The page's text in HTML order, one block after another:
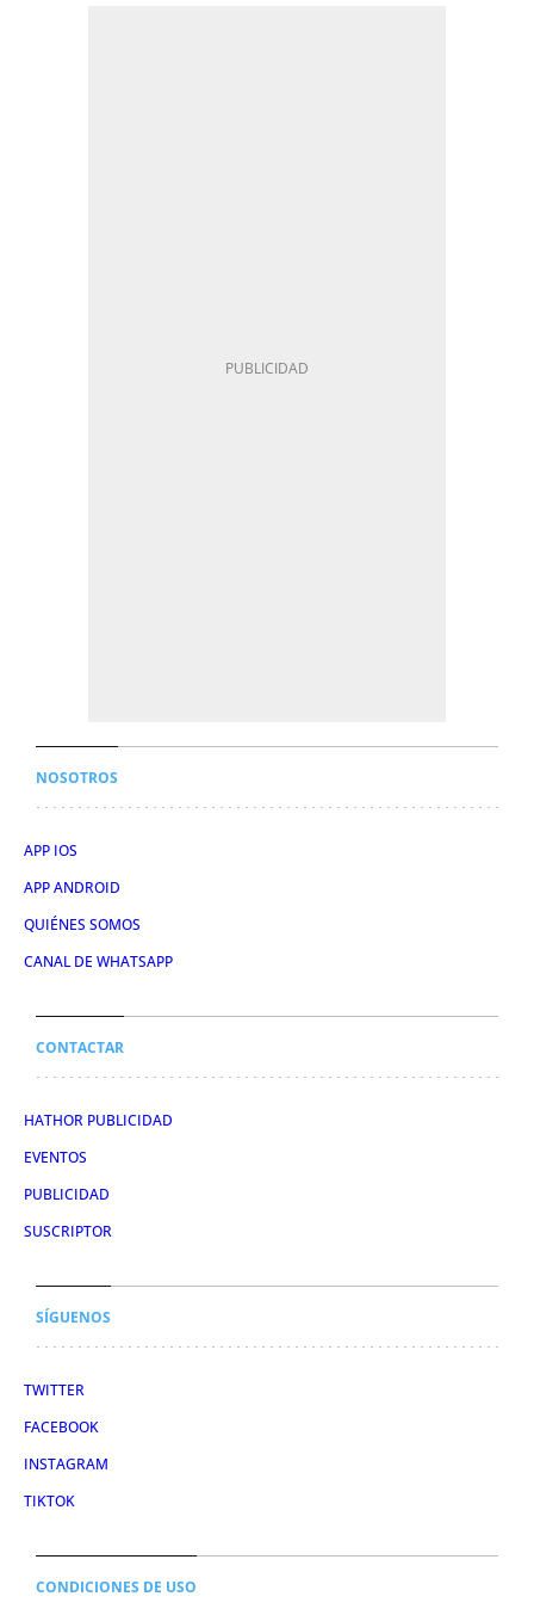
NOSOTROS
APP IOS
APP ANDROID
QUIÉNES SOMOS
CANAL DE WHATSAPP
CONTACTAR
HATHOR PUBLICIDAD
EVENTOS
PUBLICIDAD
SUSCRIPTOR
SÍGUENOS
TWITTER
FACEBOOK
INSTAGRAM
TIKTOK
CONDICIONES DE USO